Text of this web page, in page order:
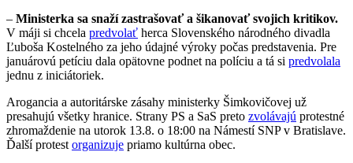
– Ministerka sa snaží zastrašovať a šikanovať svojich kritikov.
V máji si chcela predvolať herca Slovenského národného divadla
Ľuboša Kostelného za jeho údajné výroky počas predstavenia. Pre
januárovú petíciu dala opätovne podnet na políciu a tá si predvolala
jednu z iniciátoriek.
Arogancia a autoritárske zásahy ministerky Šimkovičovej už
presahujú všetky hranice. Strany PS a SaS preto zvolávajú protestné
zhromaždenie na utorok 13.8. o 18:00 na Námestí SNP v Bratislave.
Ďalší protest organizuje priamo kultúrna obec.